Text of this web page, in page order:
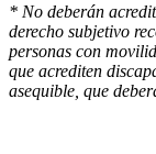
* No deberán
derecho subjetivo
personas con
que acrediten
asequible, que